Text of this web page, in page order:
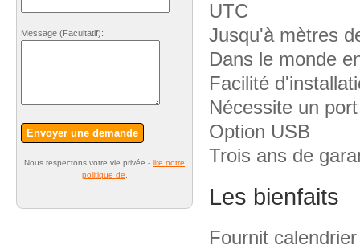
UTC
Jusqu'à mètres
Dans le monde
Facilité
Nécessite un
Option USB
Trois ans de
Les bienfaits
Fournit
Message (Facultatif):
Envoyer une demande
Nous respectons votre vie privée - lire notre
politique de.